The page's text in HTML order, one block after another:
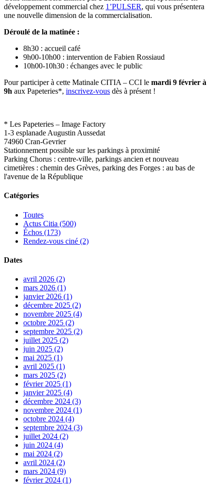
développement commercial chez 1’PULSER, qui vous présentera
une nouvelle dimension de la commercialisation.
Déroulé de la matinée :
8h30 : accueil café
9h00-10h00 : intervention de Fabien Rossiaud
10h00-10h30 : échanges avec le public
Pour participer à cette Matinale CITIA – CCI le mardi 9 février à
9h aux Papeteries*, inscrivez-vous dès à présent !
* Les Papeteries – Image Factory
1-3 esplanade Augustin Aussedat
74960 Cran-Gevrier
Stationnement possible sur les parkings à proximité
Parking Chorus : centre-ville, parkings ancien et nouveau
cimetières : chemin des Grèves, parking des Forges : au bas de
l'avenue de la République
Catégories
Toutes
Actus Citia (500)
Échos (173)
Rendez-vous ciné (2)
Dates
avril 2026 (2)
mars 2026 (1)
janvier 2026 (1)
décembre 2025 (2)
novembre 2025 (4)
octobre 2025 (2)
septembre 2025 (2)
juillet 2025 (2)
juin 2025 (2)
mai 2025 (1)
avril 2025 (1)
mars 2025 (2)
février 2025 (1)
janvier 2025 (4)
décembre 2024 (3)
novembre 2024 (1)
octobre 2024 (4)
septembre 2024 (3)
juillet 2024 (2)
juin 2024 (4)
mai 2024 (2)
avril 2024 (2)
mars 2024 (9)
février 2024 (1)